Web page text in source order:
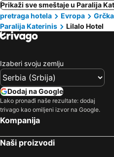
Prikaži sve smeštaje u Paralija
pretraga hotela
Evropa Grčka
Paralija Katerinis
Lilalo Ηotel
Izaberi svoju zemlju
Dodaj na Google
Lako pronađi naše rezultate: dodaj
trivago kao omiljeni izvor na Google.
Kompanija
Naši proizvodi